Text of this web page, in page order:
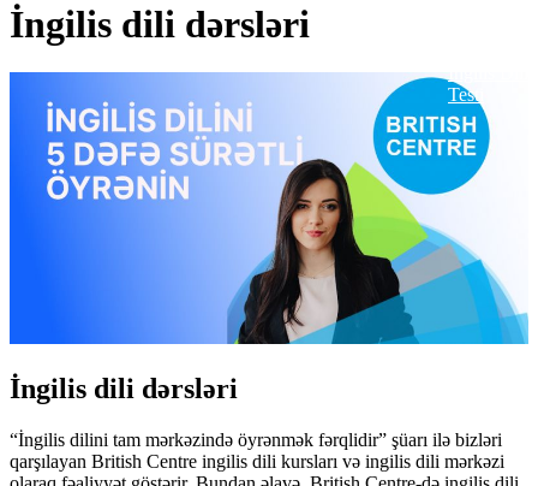
Testi
İngilis dili dərsləri
İngilis dili dərsləri
“İngilis dilini tam mərkəzində öyrənmək fərqlidir” şüarı ilə bizləri
qarşılayan British Centre ingilis dili kursları və ingilis dili mərkəzi